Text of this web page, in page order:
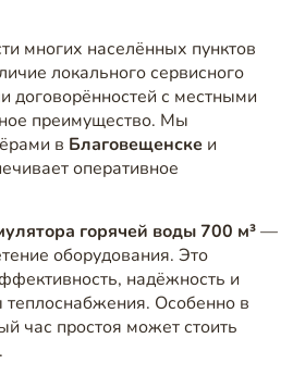
многих населённых пунктов
локального сервисного
договорённостей с местными
преимущество. Мы
в Благовещенскеи
оперативное
горячей воды 700 м³—
оборудования. Это
надёжность и
теплоснабжения. Особенно в
час простоя может стоить